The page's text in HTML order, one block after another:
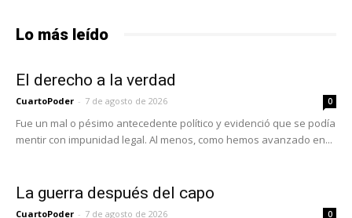
Lo más leído
El derecho a la verdad
CuartoPoder - 7 de agosto de 2026 0
Fue un mal o pésimo antecedente político y evidenció que se podía
mentir con impunidad legal. Al menos, como hemos avanzado en...
La guerra después del capo
CuartoPoder - 7 de agosto de 2026 0